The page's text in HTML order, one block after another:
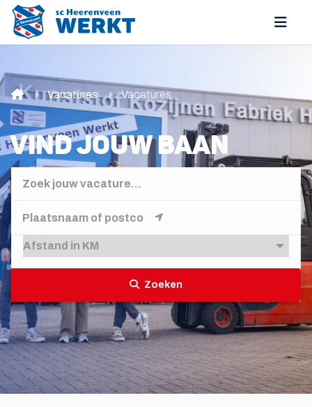
Vacatures Vacatures
VIND JOUW BAAN
Zoeken